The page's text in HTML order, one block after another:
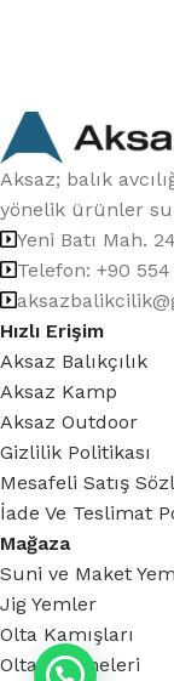
Aksaz; balık
yönelik ürünler
Yeni Batı Mah.
Telefon: +90
Hızlı Erişim
Aksaz Balıkçılık
Aksaz Kamp
Aksaz Outdoor
Gizlilik Politikası
Mesafeli Satış
İade Ve Teslimat
Mağaza
Suni ve Maket
Jig Yemler
Olta Kamışları
Olta Makineleri